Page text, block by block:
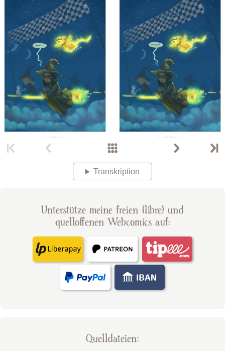
Transkription
Unterstütze meine freien (libre) und
quelloffenen Webcomics auf:
Quelldateien: